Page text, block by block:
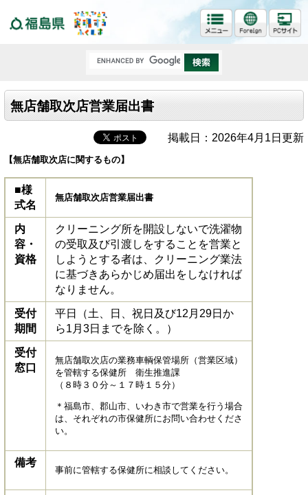
無店舗取次店営業届出書
掲載日：2026年4月1日更新
【無店舗取次店に関するもの】
■様
式名
無店舗取次店営業届出書
内
容・
資格
クリーニング所を開設しないで洗濯物
の受取及び引渡しをすることを営業と
しようとする者は、クリーニング業法
に基づきあらかじめ届出をしなければ
なりません。
受付
期間
平日（土、日、祝日及び12月29日か
ら1月3日までを除く。）
受付
窓口
無店舗取次店の業務車輌保管場所（営業区域）
を管轄する保健所 衛生推進課
（８時３０分～１７時１５分）
＊福島市、郡山市、いわき市で営業を行う場合
は、それぞれの市保健所にお問い合わせくださ
い。
備考
事前に管轄する保健所に相談してください。